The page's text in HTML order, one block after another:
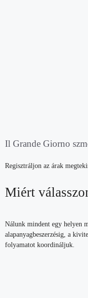
Il Grande Giorno
Regisztráljon az árak
Miért
Nálunk mindent egy helyen
alapanyagbeszerzésig, a
folyamatot koordináljuk.